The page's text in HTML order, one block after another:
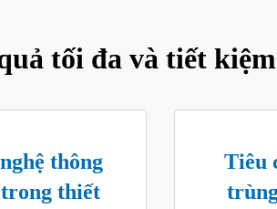
tối đa và tiết
thông
thiết
Tiêu